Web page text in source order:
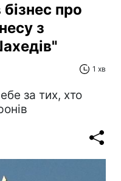
про
з
1 хв
за тих, хто